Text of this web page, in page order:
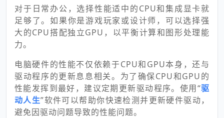
对于日常办公，选择性能适中的CPU和集成显卡就
足够了。如果你是游戏玩家或设计师，可以选择强
大的CPU搭配独立GPU，以平衡计算和图形处理能
力。
电脑硬件的性能不仅依赖于CPU和GPU本身，还与
驱动程序的更新息息相关。为了确保CPU和GPU的
性能发挥到最好，建议定期更新驱动程序。使用“驱
动人生”软件可以帮助你快速检测并更新硬件驱动，
避免因驱动问题导致的性能问题。